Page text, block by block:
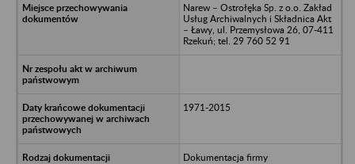
Narew – Ostrołęka Sp. z o.o. Zakład
Usług Archiwalnych i Składnica Akt
– Ławy, ul. Przemysłowa 26, 07-411
Rzekuń; tel. 29 760 52 91
1971-2015
Dokumentacja firmy